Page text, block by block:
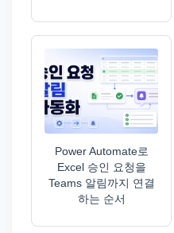
Power Automate로
Excel 승인 요청을
Teams 알림까지 연결
하는 순서